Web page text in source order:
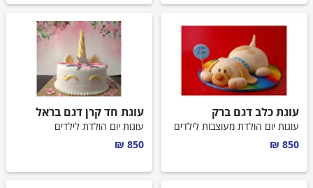
עוגת כלב דגם ברק
עוגות יום הולדת מעוצבות לילדים
850 ₪
עוגת חד קרן דגם בראל
עוגות יום הולדת לילדים
850 ₪